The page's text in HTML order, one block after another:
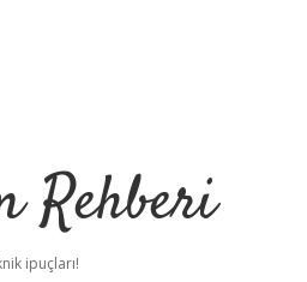
Rehberi
ipuçları!